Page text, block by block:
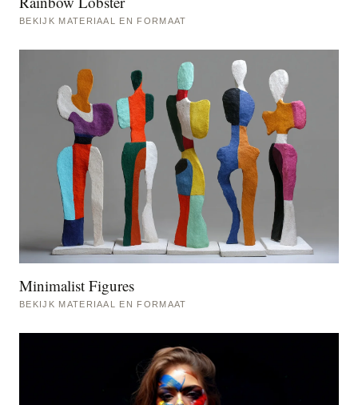
BEKIJK MATERIAAL EN FORMAAT
Minimalist Figures
BEKIJK MATERIAAL EN FORMAAT